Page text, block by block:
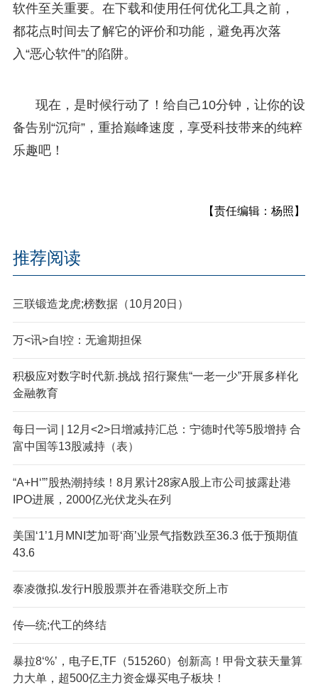
软件至关重要。在下载和使用任何优化工具之前，
都花点时间去了解它的评价和功能，避免再次落
入“恶心软件”的陷阱。
现在，是时候行动了！给自己10分钟，让你的设
备告别“沉疴”，重拾巅峰速度，享受科技带来的纯粹
乐趣吧！
【责任编辑：杨照】
推荐阅读
三联锻造龙虎;榜数据（10月20日）
万<讯>自!控：无逾期担保
积极应对数字时代新.挑战 招行聚焦“一老一少”开展多样化
金融教育
每日一词 | 12月<2>日增减持汇总：宁德时代等5股增持 合
富中国等13股减持（表）
“A+H‘”’股热潮持续！8月累计28家A股上市公司披露赴港
IPO进展，2000亿光伏龙头在列
美国‘1’1月MNI芝加哥‘商’业景气指数跌至36.3 低于预期值
43.6
泰凌微拟.发行H股股票并在香港联交所上市
传—统;代工的终结
暴拉8‘%’，电子E,TF（515260）创新高！甲骨文获天量算
力大单，超500亿主力资金爆买电子板块！